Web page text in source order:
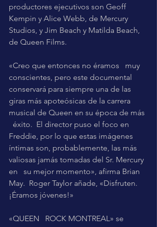
productores ejecutivos son Geoff
Kempin y Alice Webb, de Mercury
Studios, y Jim Beach y Matilda Beach,
de Queen Films.
«Creo que entonces no éramos   muy
conscientes, pero este documental
conservará para siempre una de las
giras más apoteósicas de la carrera
musical de Queen en su época de más
  éxito.  El director puso el foco en
Freddie, por lo que estas imágenes
íntimas son, probablemente, las más
valiosas jamás tomadas del Sr. Mercury
en   su mejor momento», afirma Brian
May.  Roger Taylor añade, «Disfruten.
¡Éramos jóvenes!»
«QUEEN   ROCK MONTREAL» se